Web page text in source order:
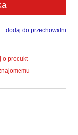
dodaj do przechowalni
o produkt